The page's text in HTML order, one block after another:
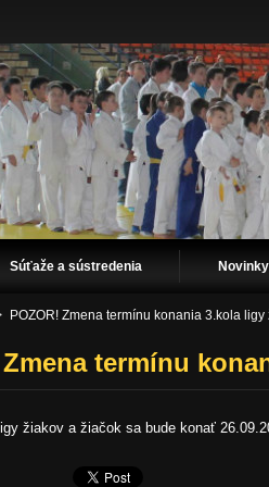
Súťaže a sústredenia Novinky
POZOR! Zmena termínu konania 3.kola ligy
Zmena termínu
žiakov a žiačok sa bude konať